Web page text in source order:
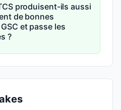
produisent-ils aussi
de bonnes
et passe les
?